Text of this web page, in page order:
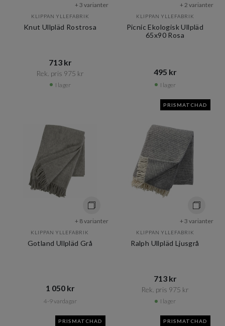
+ 3 varianter
KLIPPAN YLLEFABRIK
Knut Ullpläd Rostrosa
713 kr​​
Rek. pris 975 kr​​
I lager
+ 2 varianter
KLIPPAN YLLEFABRIK
Picnic Ekologisk Ullpläd
65x90 Rosa
495 kr​​
I lager
+ 8 varianter
KLIPPAN YLLEFABRIK
Gotland Ullpläd Grå
1 050 kr​​
4-9 vardagar
PRISMATCHAD
+ 3 varianter
KLIPPAN YLLEFABRIK
Ralph Ullpläd Ljusgrå
713 kr​​
Rek. pris 975 kr​​
I lager
PRISMATCHAD PRISMATCHAD